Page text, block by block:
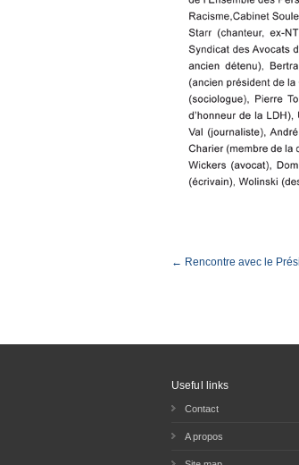
← Rencontre avec le
Useful links
Contact
A propos